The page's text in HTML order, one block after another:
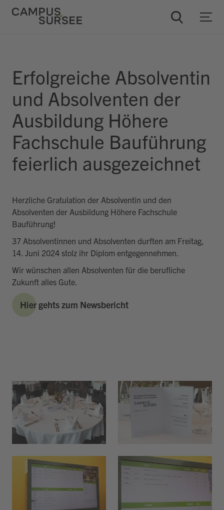
Erfolgreiche Absolventin
und Absolventen der
Ausbildung Höhere
Fachschule Bauführung
feierlich ausgezeichnet
Herzliche Gratulation der Absolventin und den
Absolventen der Ausbildung Höhere Fachschule
Bauführung!
37 Absolventinnen und Absolventen durften am Freitag,
14. Juni 2024 stolz ihr Diplom entgegennehmen.
Wir wünschen allen Absolventen für die berufliche
Zukunft alles Gute.
Hier gehts zum Newsbericht
ChatBob